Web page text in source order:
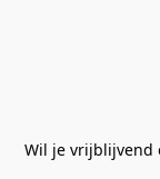
Wil je vrijblijvend